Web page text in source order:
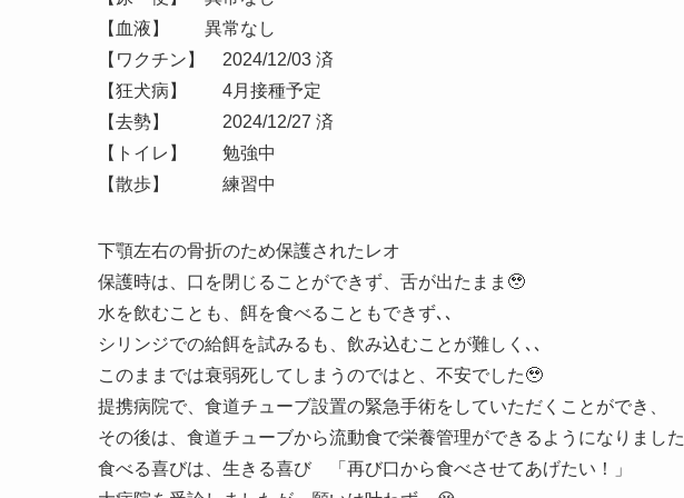
【血液】 異常なし
【ワクチン】 2024/12/03 済
【狂犬病】 4月接種予定
【去勢】 2024/12/27 済
【トイレ】 勉強中
【散歩】 練習中
下顎左右の骨折のため保護されたレオ
保護時は、口を閉じることができず、舌が出たまま🥹
水を飲むことも、餌を食べることもできず､､
シリンジでの給餌を試みるも、飲み込むことが難しく､､
このままでは衰弱死してしまうのではと、不安でした🥹
提携病院で、食道チューブ設置の緊急手術をしていただくことができ、
その後は、食道チューブから流動食で栄養管理ができるようになりました
食べる喜びは、生きる喜び 「再び口から食べさせてあげたい！」